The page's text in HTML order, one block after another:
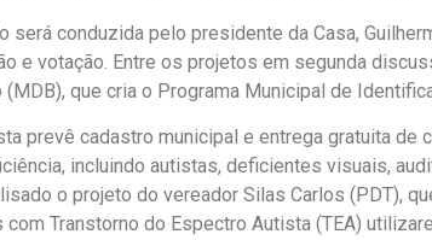
será conduzida pelo presidente da Casa,
e votação. Entre os projetos em segunda
(MDB), que cria o Programa Municipal de
prevê cadastro municipal e entrega gratuita
incluindo autistas, deficientes visuais,
o projeto do vereador Silas Carlos (PDT),
Transtorno do Espectro Autista (TEA)